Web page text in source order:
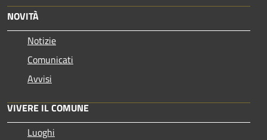
NOVITÀ
Notizie
Comunicati
Avvisi
VIVERE IL COMUNE
Luoghi